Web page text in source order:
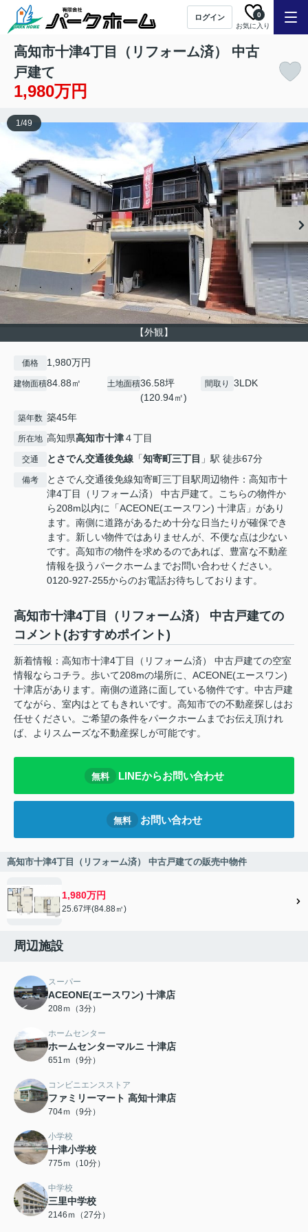
ログイン
お気に入り
0
高知市十津4丁目（リフォーム済） 中古
戸建て
1,980万円
【外観】
1/49
価格 1,980万円
建物面積84.88㎡ 土地面積36.58坪
(120.94㎡)
間取り 3LDK
築年数 築45年
所在地 高知県高知市十津４丁目
交通 とさでん交通後免線 「知寄町三丁目 」駅 徒歩67分
備考
とさでん交通後免線知寄町三丁目駅周辺物件：高知市十
津4丁目（リフォーム済） 中古戸建て。こちらの物件か
ら208m以内に「ACEONE(エースワン) 十津店」があり
ます。南側に道路があるため十分な日当たりが確保でき
ます。新しい物件ではありませんが、不便な点は少ない
です。高知市の物件を求めるのであれば、豊富な不動産
情報を扱うパークホームまでお問い合わせください。
0120-927-255からのお電話お待ちしております。
高知市十津4丁目（リフォーム済） 中古戸建ての
コメント(おすすめポイント)
新着情報：高知市十津4丁目（リフォーム済） 中古戸建ての空室
情報ならコチラ。歩いて208mの場所に、ACEONE(エースワン)
十津店があります。南側の道路に面している物件です。中古戸建
てながら、室内はとてもきれいです。高知市での不動産探しはお
任せください。ご希望の条件をパークホームまでお伝え頂けれ
ば、よりスムーズな不動産探しが可能です。
無料 LINEからお問い合わせ
無料 お問い合わせ
高知市十津4丁目（リフォーム済） 中古戸建ての販売中物件
1,980万円
25.67坪(84.88㎡)
周辺施設
スーパー
ACEONE(エースワン) 十津店
208ｍ（3分）
ホームセンター
ホームセンターマルニ 十津店
651ｍ（9分）
コンビニエンスストア
ファミリーマート 高知十津店
704ｍ（9分）
小学校
十津小学校
775ｍ（10分）
中学校
三里中学校
2146ｍ（27分）